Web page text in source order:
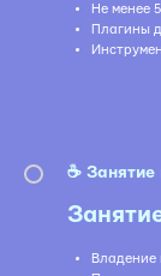
Не менее
Плагины
☕️ Занятие
Владение